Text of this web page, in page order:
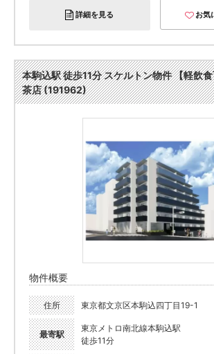
詳細を見る お気
本駒込駅 徒歩11分 スケルトン物件 【軽飲
茶店 (191962)
物件概要
住所 東京都文京区本駒込四丁目19-1
最寄駅
東京メトロ南北線本駒込駅
徒歩11分